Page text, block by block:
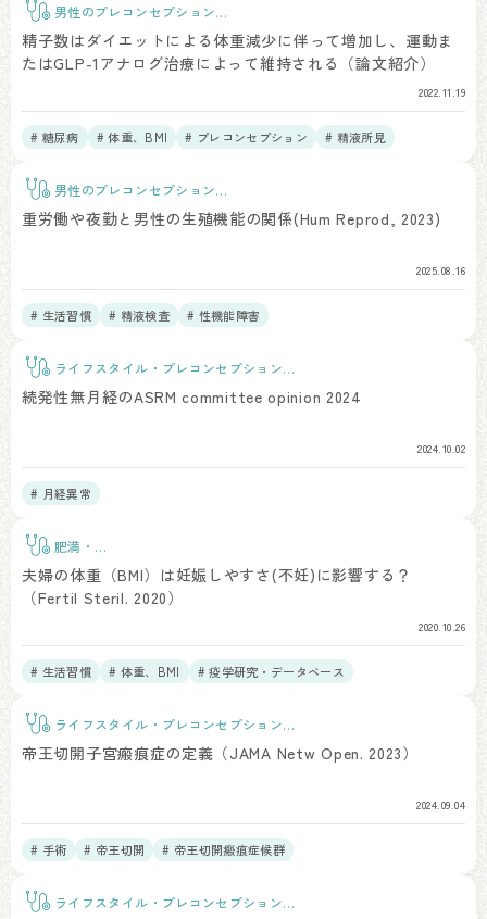
男性のプレコンセプションケ
ア
精子数はダイエットによる体重減少に伴って増加し、運動ま
たはGLP-1アナログ治療によって維持される（論文紹介）
2022.11.19
# 糖尿病 # 体重、BMI # プレコンセプション
# 精液所見
男性のプレコンセプションケ
ア
重労働や夜勤と男性の生殖機能の関係(Hum Reprod, 2023)
2025.08.16
# 生活習慣 # 精液検査 # 性機能障害
ライフスタイル・プレコンセプションケ
ア
続発性無月経のASRM committee opinion 2024
2024.10.02
# 月経異常
肥満・
BMI
夫婦の体重（BMI）は妊娠しやすさ(不妊)に影響する？
（Fertil Steril. 2020）
2020.10.26
# 生活習慣 # 体重、BMI # 疫学研究・データベース
ライフスタイル・プレコンセプションケ
帝王切開子宮瘢痕症の定義（JAMA Netw Open. 2023）
2024.09.04
# 手術 # 帝王切開 # 帝王切開瘢痕症候群
ライフスタイル・プレコンセプションケ